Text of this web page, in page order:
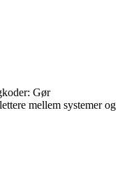
Gør
mellem systemer og